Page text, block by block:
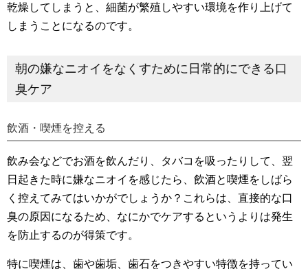
乾燥してしまうと、細菌が繁殖しやすい環境を作り上げて
しまうことになるのです。
朝の嫌なニオイをなくすために日常的にできる口
臭ケア
飲酒・喫煙を控える
飲み会などでお酒を飲んだり、タバコを吸ったりして、翌
日起きた時に嫌なニオイを感じたら、飲酒と喫煙をしばら
く控えてみてはいかがでしょうか？これらは、直接的な口
臭の原因になるため、なにかでケアするというよりは発生
を防止するのが得策です。
特に喫煙は、歯や歯垢、歯石をつきやすい特徴を持ってい